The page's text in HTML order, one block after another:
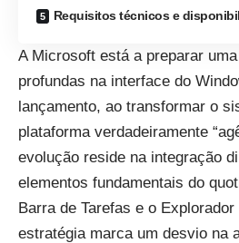
Requisitos técnicos e
A Microsoft está a preparar
profundas na interface do
lançamento, ao transformar o
plataforma verdadeiramente
evolução reside na integração
elementos fundamentais do
Barra de Tarefas e o
estratégia marca um desvio na